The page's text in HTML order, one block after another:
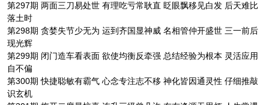
第297期 两面三刀易处世 有理吃亏常耿直 眨眼飘移见白发 后天难比
落土时
第298期 贪婪失节少无为 运到齐国显神威 名相管仲开盛世 三一前后
现光辉
第299期 闭门造车看表面 欲使均衡反牵强 总结经验为根本 灵活应用
自不偏
第300期 快捷聪敏有霸气 心念专注志不移 神化皆因通灵性 仔细推敲
识玄机